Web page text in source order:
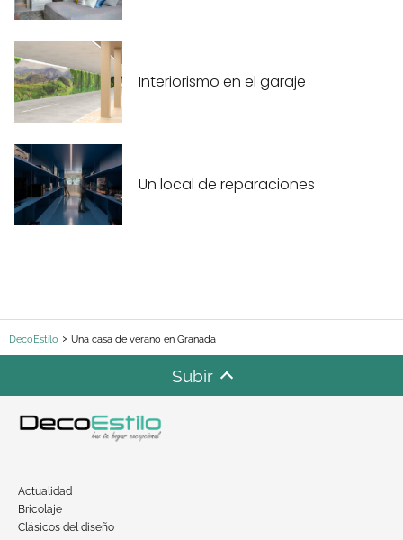
Interiorismo en el garaje
Un local de reparaciones
DecoEstilo Una casa de verano en Granada
Subir
Actualidad
Bricolaje
Clásicos del diseño